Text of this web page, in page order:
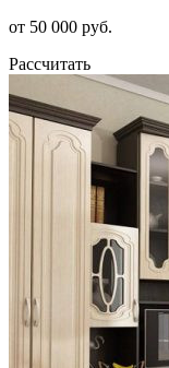
от 50 000 руб.
Рассчитать